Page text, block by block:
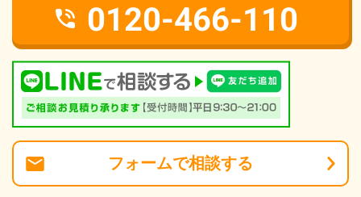
0120-466-110
フォームで相談する